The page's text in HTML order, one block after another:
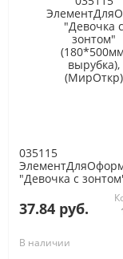
035115
"Девочка с
(180*500мм,
(МирОткр)
37.84 руб.
В наличии